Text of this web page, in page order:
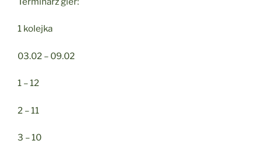
1 kolejka
03.02 – 09.02
1 – 12
2 – 11
3 – 10